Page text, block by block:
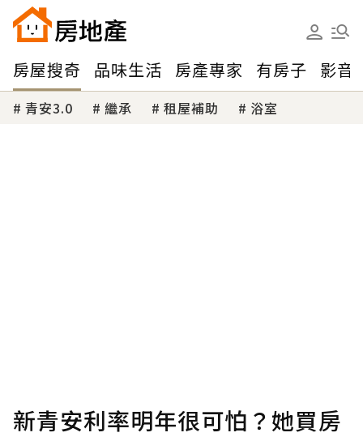
房屋搜奇 品味生活 房產專家 有房子 影音
青安3.0 繼承 租屋補助 浴室
新青安利率明年很可怕？她買房